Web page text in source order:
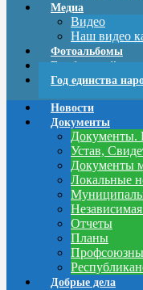
Медиа
Видео
Наш видео
Фотоальбомы
Год большой и
Год единства
Новости
Документы
Документы.
Устав,
Документы
Локальные
Независимая
Отчеты
Планы
Добрые дела